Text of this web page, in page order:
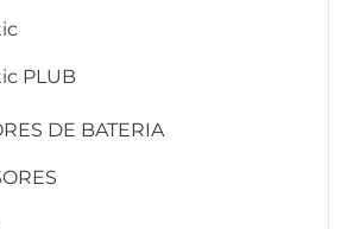
PLUB
DE BATERIA